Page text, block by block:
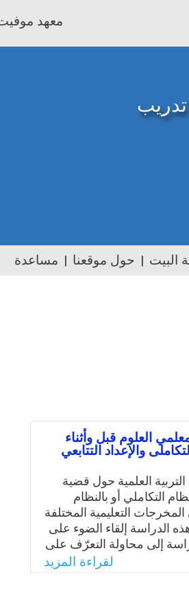
معهد
تدريب
البيت حول موقعنا مساعدة
العلوم قبل وأثناء
والإعداد التتابعي
العلمية حول قضية
التكاملي أو بالنظام
التعليمية المختلفة
الدراسة إلقاء الضوء على
إلى محاولة التعرّف على
معلمي العلوم بالمرحلة
الذين تم
لقراءة المزيد